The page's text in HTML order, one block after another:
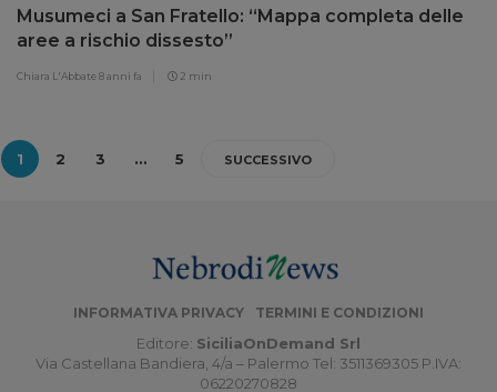
Musumeci a San Fratello: “Mappa completa delle
aree a rischio dissesto”
Chiara L'Abbate8 anni fa 2 min
1 2 3 … 5 SUCCESSIVO
INFORMATIVA PRIVACY TERMINI E CONDIZIONI
Editore: SiciliaOnDemand Srl
Via Castellana Bandiera, 4/a – Palermo Tel: 3511369305 P.IVA:
06220270828